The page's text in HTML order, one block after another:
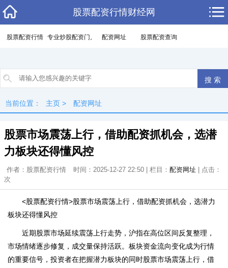
股票配资行情财经网
股票配资行情 专业炒股配资门户 配资网址 股票配资查询
当前位置： 主页 > 配资网址
股票市场震荡上行，借助配资抓机会，选潜
力板块还得懂风控
作者：股票配资行情 时间：2025-12-27 22:50 | 栏目： 配资网址 | 点击：
次
<股票配资行情>股票市场震荡上行，借助配资抓机会，选潜力
板块还得懂风控
近期股票市场延续震荡上行走势，沪指在高位区间反复整理，
市场情绪逐步修复，成交量保持活跃。板块资金流向变化成为行情
的重要信号，投资者在把握潜力板块的同时股票市场震荡上行，借